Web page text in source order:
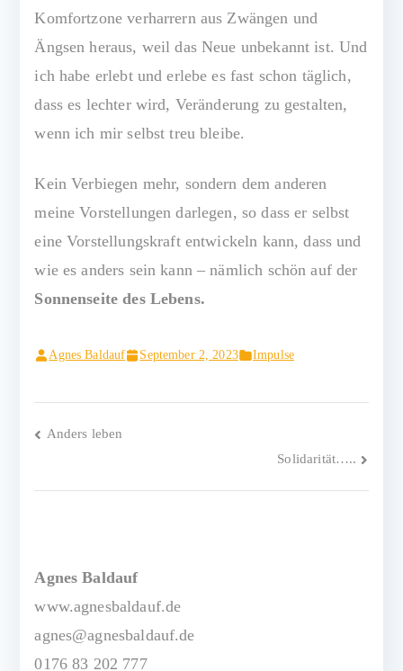
Komfortzone verharrern aus Zwängen und
Ängsen heraus, weil das Neue unbekannt ist. Und
ich habe erlebt und erlebe es fast schon täglich,
dass es lechter wird, Veränderung zu gestalten,
wenn ich mir selbst treu bleibe.
Kein Verbiegen mehr, sondern dem anderen
meine Vorstellungen darlegen, so dass er selbst
eine Vorstellungskraft entwickeln kann, dass und
wie es anders sein kann – nämlich schön auf der
Sonnenseite des Lebens.
Agnes Baldauf September 2, 2023 Impulse
Beitragsnavigation
Anders leben
Solidarität…..
Agnes Baldauf
www.agnesbaldauf.de
agnes@agnesbaldauf.de
0176 83 202 777